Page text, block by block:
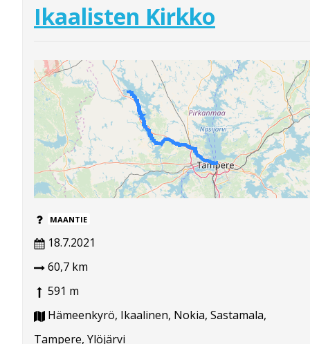
Ikaalisten Kirkko
MAANTIE
18.7.2021
60,7 km
591 m
Hämeenkyrö, Ikaalinen, Nokia, Sastamala,
Tampere, Ylöjärvi